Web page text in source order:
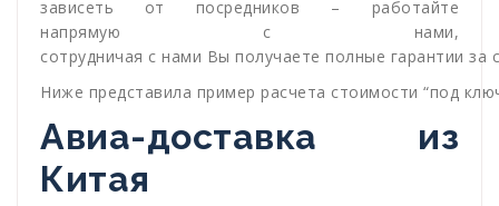
зависеть от посредников – работайте
напрямую с нами,
сотрудничая с нами Вы получаете полные гарантии за
Ниже представила пример расчета стоимости “под
Авиа-доставка из
Китая